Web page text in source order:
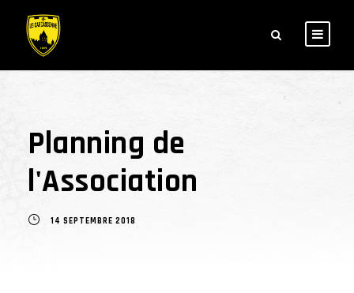
Planning de
l'Association
14 SEPTEMBRE 2018